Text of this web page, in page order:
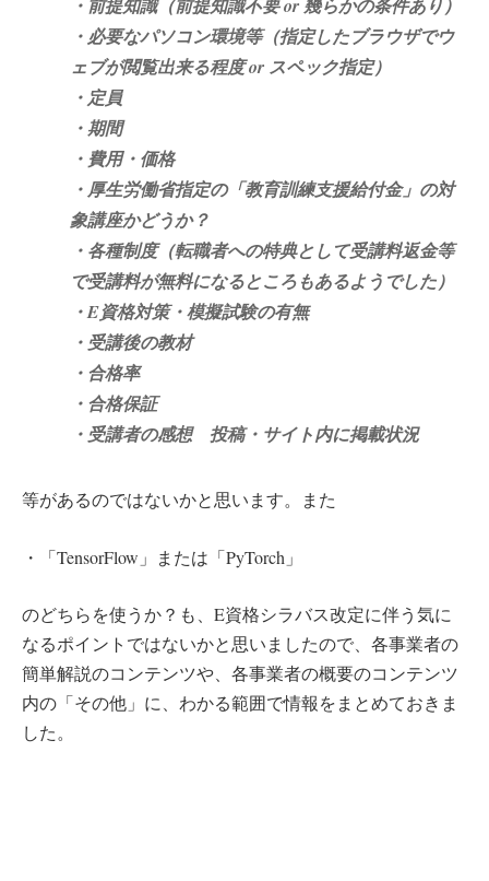
・前提知識（前提知識不要 or 幾らかの条件あり）
・必要なパソコン環境等（指定したブラウザでウ
ェブが閲覧出来る程度 or スペック指定）
・定員
・期間
・費用・価格
・厚生労働省指定の「教育訓練支援給付金」の対
象講座かどうか？
・各種制度（転職者への特典として受講料返金等
で受講料が無料になるところもあるようでした）
・E資格対策・模擬試験の有無
・受講後の教材
・合格率
・合格保証
・受講者の感想 投稿・サイト内に掲載状況
等があるのではないかと思います。また
・「TensorFlow」または「PyTorch」
のどちらを使うか？も、E資格シラバス改定に伴う気に
なるポイントではないかと思いましたので、各事業者の
簡単解説のコンテンツや、各事業者の概要のコンテンツ
内の「その他」に、わかる範囲で情報をまとめておきま
した。